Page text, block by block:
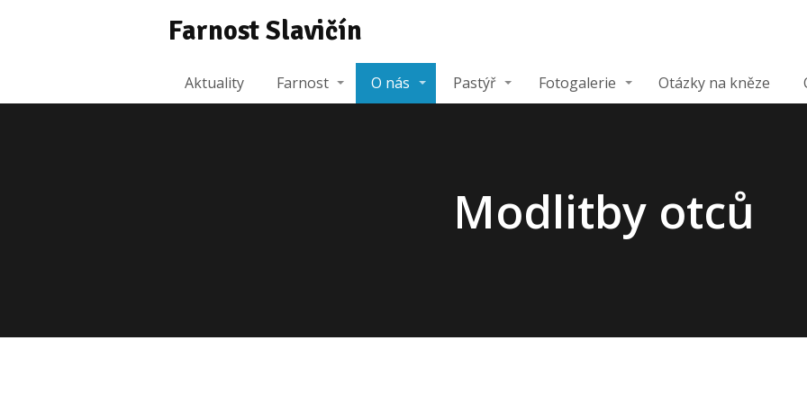
Farnost Slavičín
Aktuality Farnost O nás Pastýř Fotogalerie Otázky na kněze
Modlitby otců